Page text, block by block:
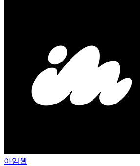
아임웹